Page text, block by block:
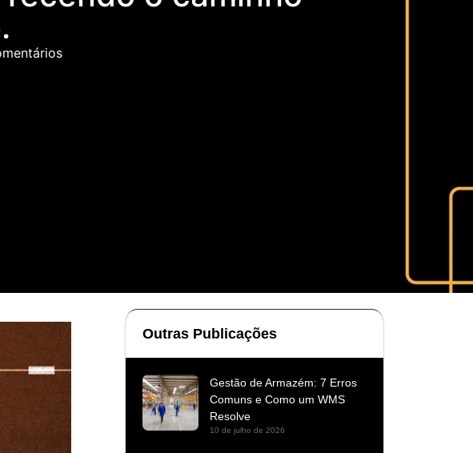
Outras Publicações
Gestão de Armazém: 7 Erros
Comuns e Como um WMS
Resolve
10 de julho de 2026